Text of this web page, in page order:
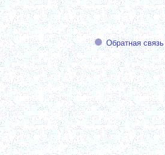
Обратная связь